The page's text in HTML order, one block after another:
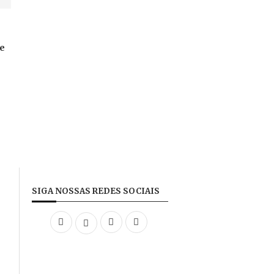
SIGA NOSSAS REDES SOCIAIS